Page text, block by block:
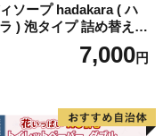
ソープ hadakara ( ハ
) 泡タイプ 詰め替え 4
袋 ボディーソープ 泡
ィソープ 泡 日用品 消耗
鹸 石鹸 兵庫 兵庫県 小野
7,000円